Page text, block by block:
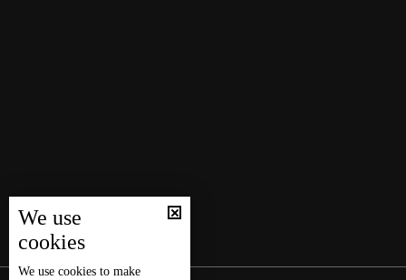
We use
cookies
We use cookies to make